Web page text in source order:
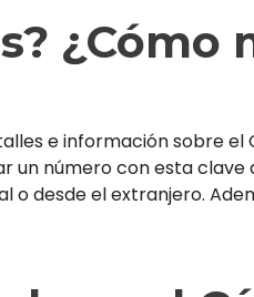
¿Cómo
e información sobre el
un número con esta clave
o desde el extranjero.